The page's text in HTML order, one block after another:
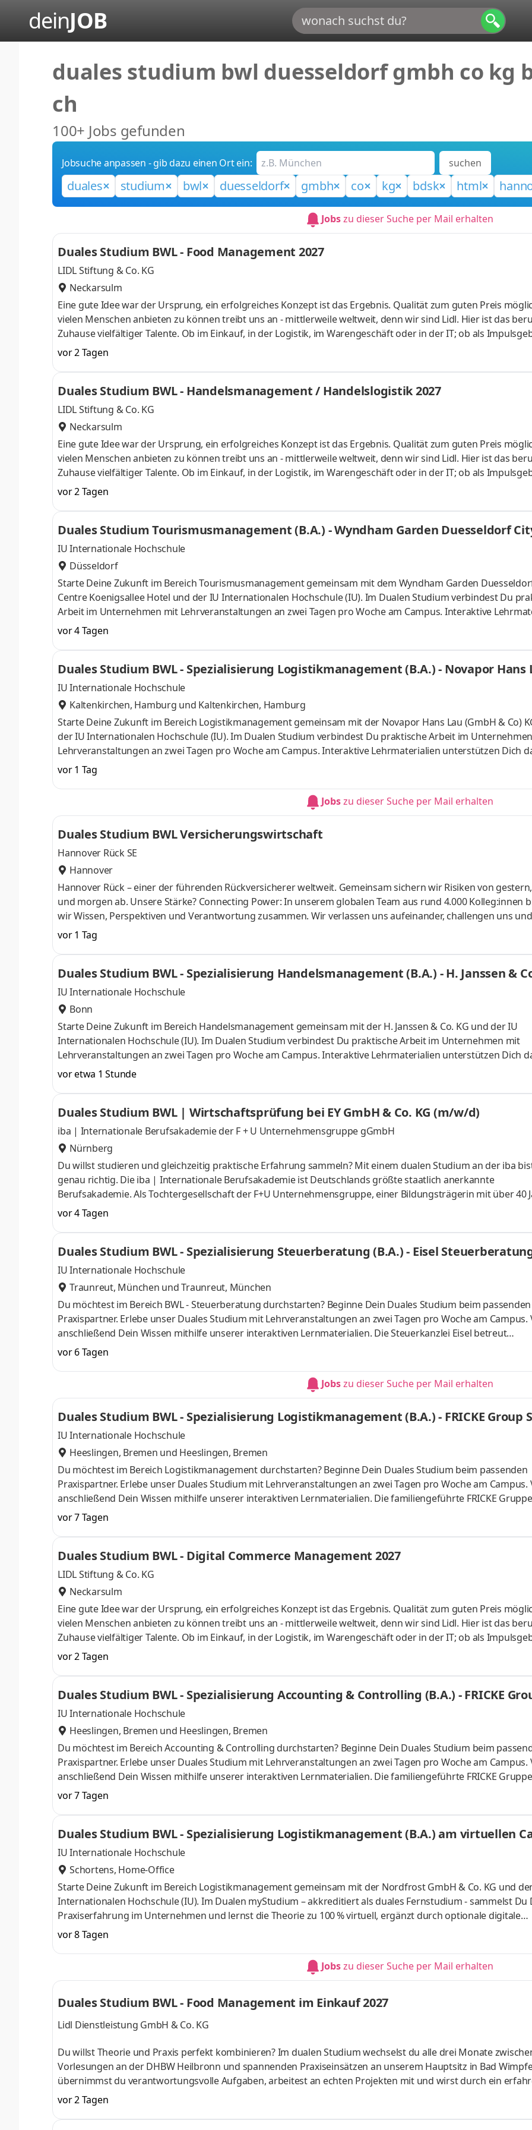
deinJOB
duales studium bwl duesseldorf gmbh co kg
ch
100+ Jobs gefunden
Jobsuche anpassen - gib dazu einen Ort ein: suchen
duales studium bwl duesseldorf gmbh co kg bdsk html
Jobszu dieser Suche per Mail erhalten
Duales Studium BWL - Food Management 2027
LIDL Stiftung & Co. KG
Neckarsulm
Eine gute Idee war der Ursprung, ein erfolgreiches Konzept ist das Ergebnis. Qualität zum guten Preis
vielen Menschen anbieten zu können treibt uns an - mittlerweile weltweit, denn wir sind Lidl. Hier ist das
Zuhause vielfältiger Talente. Ob im Einkauf, in der Logistik, im Warengeschäft oder in der IT; ob als
Gestalter oder Dienstleister der Länder. Wir suchen Anpacker, Durchstarter, Möglichmacher und bieten
Aufgaben und Projekte in einem dynamischen und internationalen Umfeld. Bei Lidl findet jeder seine
Herausforderung. Denn Lidl lohnt sich. Dein duales Studium startet am 1. September 2027 mit einem
Begrüßungsmonat bei der L
vor 2 Tagen
Duales Studium BWL - Handelsmanagement / Handelslogistik 2027
LIDL Stiftung & Co. KG
Neckarsulm
Eine gute Idee war der Ursprung, ein erfolgreiches Konzept ist das Ergebnis. Qualität zum guten Preis
vielen Menschen anbieten zu können treibt uns an - mittlerweile weltweit, denn wir sind Lidl. Hier ist das
Zuhause vielfältiger Talente. Ob im Einkauf, in der Logistik, im Warengeschäft oder in der IT; ob als
Gestalter oder Dienstleister der Länder. Wir suchen Anpacker, Durchstarter, Möglichmacher und bieten
Aufgaben und Projekte in einem dynamischen und internationalen Umfeld. Bei Lidl findet jeder seine
Herausforderung. Denn Lidl lohnt sich. Dein duales Studium startet am 1. September 2027 mit einem
Begrüßungsmonat bei der L
vor 2 Tagen
Duales Studium Tourismusmanagement (B.A.) - Wyndham Garden Duesseldorf
tel
IU Internationale Hochschule
Düsseldorf
Starte Deine Zukunft im Bereich Tourismusmanagement gemeinsam mit dem Wyndham Garden
Centre Koenigsallee Hotel und der IU Internationalen Hochschule (IU). Im Dualen Studium verbindest Du
Arbeit im Unternehmen mit Lehrveranstaltungen an zwei Tagen pro Woche am Campus. Interaktive
unterstützen Dich dabei, Dein Wissen gezielt zu vertiefen. Unser Gästekreis ist vielfältig und kommt aus aller
Hauptsächlich kommen unsere Gäste aus den Bereichen Messen und Freizeit. Wir suchen Teamplayer:innen,
Herzlichkeit und Leidenschaft Gastgeber:innen sind. Als Hotel garni bieten wir einen idealen
Städteaufenthalt – stilvolle, farb
vor 4 Tagen
Duales Studium BWL - Spezialisierung Logistikmanagement (B.A.) - Novapor Hans
IU Internationale Hochschule
Kaltenkirchen, Hamburg und Kaltenkirchen, Hamburg
Starte Deine Zukunft im Bereich Logistikmanagement gemeinsam mit der Novapor Hans Lau (GmbH & Co)
der IU Internationalen Hochschule (IU). Im Dualen Studium verbindest Du praktische Arbeit im
Lehrveranstaltungen an zwei Tagen pro Woche am Campus. Interaktive Lehrmaterialien unterstützen Dich
Dein Wissen gezielt zu vertiefen. Durch die Kombination von Kreativität, Fachwissen und Technologie
neue Möglichkeiten im Bereich Verpackung und Transportschutz. Wir arbeiten gemeinsam daran, Prozesse
einfacher, Produkte besser und Kundenlösungen nachhaltiger zu machen. Dabei setzen wir auf Teamgeist,
Eigenverantwortung und moderne Technologien. Werde auch Du Tei
vor 1 Tag
Jobszu dieser Suche per Mail erhalten
Duales Studium BWL Versicherungswirtschaft
Hannover Rück SE
Hannover
Hannover Rück – einer der führenden Rück­versicherer welt­weit. Gemein­sam sichern wir Risiken von
und morgen ab. Unsere Stärke? Connecting Power: In unserem globalen Team aus rund 4.000 Kolleg:innen
wir Wissen, Perspektiven und Verant­wortung zusammen. Wir verlassen uns aufeinander, challengen uns und
entwickeln uns sowie unsere Services und Produkte konti­nuierlich weiter. Ob Modelle für
digitale Tools oder prag­matische Lösungen für unsere Kunden: Bei uns kannst du dein Know-how ein­bringen
mit­gestalten. Klingt gut? Lerne uns als verlässlichen Arbeitgeber kennen und finde deinen Platz bei uns.
Du kannst dich nicht zwischen Au
vor 1 Tag
Duales Studium BWL - Spezialisierung Handelsmanagement (B.A.) - H. Janssen &
IU Internationale Hochschule
Bonn
Starte Deine Zukunft im Bereich Handelsmanagement gemeinsam mit der H. Janssen & Co. KG und der IU
Internationalen Hochschule (IU). Im Dualen Studium verbindest Du praktische Arbeit im Unternehmen mit
Lehrveranstaltungen an zwei Tagen pro Woche am Campus. Interaktive Lehrmaterialien unterstützen Dich
Dein Wissen gezielt zu vertiefen. Janssen – Ein kompetenter Fachhändler rund um das Dachdeckerhandwerk.
erhalten unsere Kund:innen das Komplettpaket. Und das alles aus einer Hand. Modern, traditionell &
Werde auch Du Teil unseres Teams und starte bei uns zum
vor etwa 1 Stunde
Duales Studium BWL | Wirtschaftsprüfung bei EY GmbH & Co. KG (m/w/d)
iba | Internationale Berufsakademie der F + U Unternehmensgruppe gGmbH
Nürnberg
Du willst studieren und gleichzeitig praktische Erfahrung sammeln? Mit einem dualen Studium an der iba
genau richtig. Die iba | Internationale Berufsakademie ist Deutschlands größte staatlich anerkannte
Berufsakademie. Als Tochtergesellschaft der F+U Unternehmensgruppe, einer Bildungsträgerin mit über 40
Erfahrung im Bildungssektor, dreizehn Studienorten (plus virtuellem Campus) deutschlandweit,
Lehrpersonal und Professor:innen, aktuellen Inhalten sowie einem umfassenden
wir die ideale Bildungspartnerin für ein duales Bachelorstudium. Du studierst an der iba im Modell der
Woche. Dabei bist du zwei feste Tage an de
vor 4 Tagen
Duales Studium BWL - Spezialisierung Steuerberatung (B.A.) - Eisel
KG
IU Internationale Hochschule
Traunreut, München undTraunreut, München
Du möchtest im Bereich BWL - Steuerberatung durchstarten? Beginne Dein Duales Studium beim passenden
Praxispartner. Erlebe unser Duales Studium mit Lehrveranstaltungen an zwei Tagen pro Woche am Campus.
anschließend Dein Wissen mithilfe unserer interaktiven Lernmaterialien. Die Steuerkanzlei Eisel betreut
Unternehmen, Selbstständige und Privatpersonen in steuerlichen und betriebswirtschaftlichen Fragen.
Schwerpunkte liegen in der Finanz- und Lohnbuchhaltung, der Erstellung von Jahresabschlüssen und
Steuererklärungen sowie der laufenden steuerlichen Beratung. Wir arbeiten strukturiert, digital und
mandantenorientiert. Als Praxispartner im dualen Studium legen wir Wert darauf,
vor 6 Tagen
Jobszu dieser Suche per Mail erhalten
Duales Studium BWL - Spezialisierung Logistikmanagement (B.A.) - FRICKE Group
IU Internationale Hochschule
Heeslingen, Bremen und Heeslingen, Bremen
Du möchtest im Bereich Logistikmanagement durchstarten? Beginne Dein Duales Studium beim passenden
Praxispartner. Erlebe unser Duales Studium mit Lehrveranstaltungen an zwei Tagen pro Woche am Campus.
anschließend Dein Wissen mithilfe unserer interaktiven Lernmaterialien. Die familiengeführte FRICKE Gruppe
im Laufe der 100-jährigen Historie vom klassischen Landmaschinenhändler zu einem erfolgreichen
Händler für Landmaschinen, Gartentechnik, Nutzfahrzeuge und Ersatzteile entwickelt. Mit 3.471
verteilt auf 84 Standorte in 27 Ländern - arbeiten wir gemeinsam am weiteren Ausbau unserer
auch Du Teil unseres Teams und start
vor 7 Tagen
Duales Studium BWL - Digital Commerce Management 2027
LIDL Stiftung & Co. KG
Neckarsulm
Eine gute Idee war der Ursprung, ein erfolgreiches Konzept ist das Ergebnis. Qualität zum guten Preis
vielen Menschen anbieten zu können treibt uns an - mittlerweile weltweit, denn wir sind Lidl. Hier ist das
Zuhause vielfältiger Talente. Ob im Einkauf, in der Logistik, im Warengeschäft oder in der IT; ob als
Gestalter oder Dienstleister der Länder. Wir suchen Anpacker, Durchstarter, Möglichmacher und bieten
Aufgaben und Projekte in einem dynamischen und internationalen Umfeld. Bei Lidl findet jeder seine
Herausforderung. Denn Lidl lohnt sich. Dein duales Studium startet am 1. September 2027 mit einem
Begrüßungsmonat bei der L
vor 2 Tagen
Duales Studium BWL - Spezialisierung Accounting & Controlling (B.A.) - FRICKE
IU Internationale Hochschule
Heeslingen, Bremen und Heeslingen, Bremen
Du möchtest im Bereich Accounting & Controlling durchstarten? Beginne Dein Duales Studium beim
Praxispartner. Erlebe unser Duales Studium mit Lehrveranstaltungen an zwei Tagen pro Woche am Campus.
anschließend Dein Wissen mithilfe unserer interaktiven Lernmaterialien. Die familiengeführte FRICKE Gruppe
im Laufe der 100-jährigen Historie vom klassischen Landmaschinenhändler zu einem erfolgreichen
Händler für Landmaschinen, Gartentechnik, Nutzfahrzeuge und Ersatzteile entwickelt. Mit 3.471
verteilt auf 84 Standorte in 27 Ländern - arbeiten wir gemeinsam am weiteren Ausbau unserer
auch Du Teil unseres Teams und
vor 7 Tagen
Duales Studium BWL - Spezialisierung Logistikmanagement (B.A.) am virtuellen
& Co. KG
IU Internationale Hochschule
Schortens, Home-Office
Starte Deine Zukunft im Bereich Logistikmanagement gemeinsam mit der Nordfrost GmbH & Co. KG und
Internationalen Hochschule (IU). Im Dualen myStudium – akkreditiert als duales Fernstudium - sammelst Du
Praxiserfahrung im Unternehmen und lernst die Theorie zu 100 % virtuell, ergänzt durch optionale digitale
Begleitveranstaltungen. Seit 50 Jahren sind wir Logistiker aus Leidenschaft. Als Deutschlands Marktführer im
der Tiefkühllogistik beschäftigen wir rund 2.300 Mitarbeiterinnen und Mitarbeiter in der Europa-Zentrale im
friesischen Schortens und an den 40 bundesweit gelegenen NORDFROST-Tiefkühlstandorten. Werde auch
vor 8 Tagen
Jobszu dieser Suche per Mail erhalten
Duales Studium BWL - Food Management im Einkauf 2027
Lidl Dienstleistung GmbH & Co. KG
Du willst Theorie und Praxis perfekt kombinieren? Im dualen Studium wechselst du alle drei Monate
Vorlesungen an der DHBW Heilbronn und spannenden Praxiseinsätzen an unserem Hauptsitz in Bad
übernimmst du verantwortungsvolle Aufgaben, arbeitest an echten Projekten mit und wirst durch ein
Team begleitet und gefördert. Als Team gestalten wir die Zukunft unseres Sortiments, z. B. durch die
Produkten, Sortimentsoptimierungen, die Entwicklung von Nachhaltigkeitsstrategien und Verhandlungen mit
Zulieferern. Was dabei nie zur Verhandlung steht? Das Miteinander auf Augenhöhe. Als Teil des Teams
vor 2 Tagen